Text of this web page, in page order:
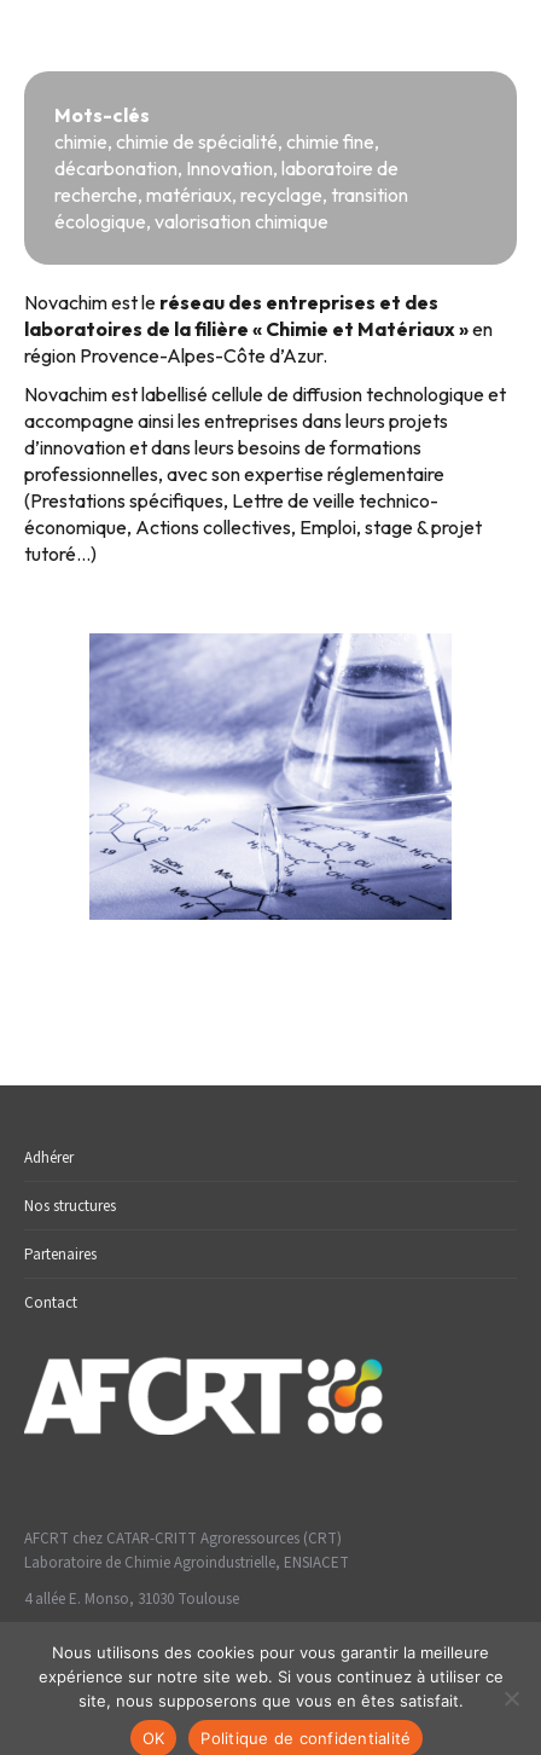
Mots-clés
chimie, chimie de spécialité, chimie fine,
décarbonation, Innovation, laboratoire de
recherche, matériaux, recyclage, transition
écologique, valorisation chimique
Novachim est le réseau des entreprises et des
laboratoires de la filière « Chimie et Matériaux »en
région Provence-Alpes-Côte d’Azur.
Novachim est labellisé cellule de diffusion technologique et
accompagne ainsi les entreprises dans leurs projets
d’innovation et dans leurs besoins de formations
professionnelles, avec son expertise réglementaire
(Prestations spécifiques, Lettre de veille technico-
économique, Actions collectives, Emploi, stage & projet
tutoré…)
Adhérer
Nos structures
Partenaires
Contact
AFCRT chez CATAR-CRITT Agroressources (CRT)
Laboratoire de Chimie Agroindustrielle, ENSIACET
4 allée E. Monso, 31030 Toulouse
Mentions légales- politique de confidentialité- © coclico 2026
Nous utilisons des cookies pour vous garantir la meilleure
expérience sur notre site web. Si vous continuez à utiliser ce
site, nous supposerons que vous en êtes satisfait.
OK
Politique de confidentialité